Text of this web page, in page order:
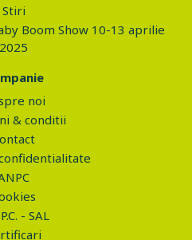
Stiri
Boom Show 10-13 aprilie
2025
noi
& conditii
- SAL